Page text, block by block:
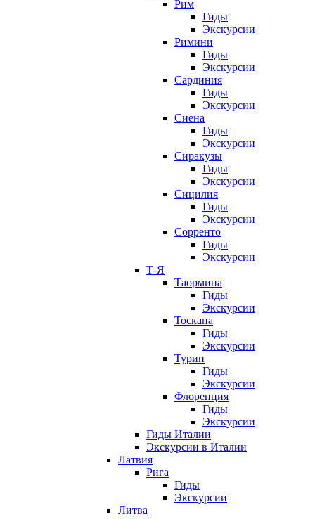
Рим
Гиды
Экскурсии
Римини
Гиды
Экскурсии
Сардиния
Гиды
Экскурсии
Сиена
Гиды
Экскурсии
Сиракузы
Гиды
Экскурсии
Сицилия
Гиды
Экскурсии
Сорренто
Гиды
Экскурсии
Т-Я
Таормина
Гиды
Экскурсии
Тоскана
Гиды
Экскурсии
Турин
Гиды
Экскурсии
Флоренция
Гиды
Экскурсии
Гиды Италии
Экскурсии в Италии
Латвия
Рига
Гиды
Экскурсии
Литва